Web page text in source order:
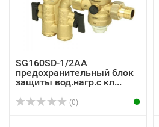
SG160SD-1/2AA
предохранительный блок
защиты вод.нагр.с кл...
(0)